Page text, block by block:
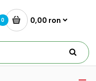
0 0,00 ron